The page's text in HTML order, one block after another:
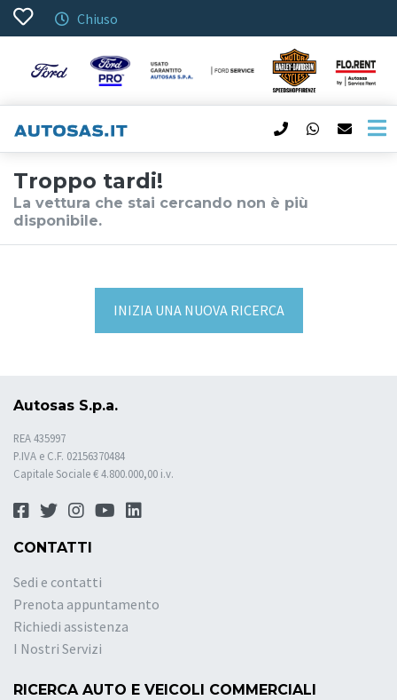
Chiuso
Troppo tardi!
La vettura che stai cercando non è più
disponibile.
INIZIA UNA NUOVA RICERCA
Autosas S.p.a.
REA 435997
P.IVA e C.F. 02156370484
Capitale Sociale € 4.800.000,00 i.v.
CONTATTI
Sedi e contatti
Prenota appuntamento
Richiedi assistenza
I Nostri Servizi
RICERCA AUTO E VEICOLI COMMERCIALI